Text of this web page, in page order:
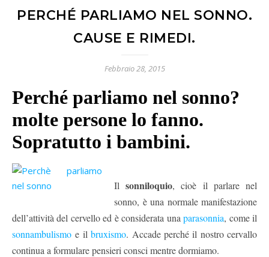
PERCHÉ PARLIAMO NEL SONNO.
CAUSE E RIMEDI.
Febbraio 28, 2015
Perché parliamo nel sonno?
molte persone lo fanno.
Sopratutto i bambini.
Ilsonniloquio, cioè il parlare nel
sonno, è una normale manifestazione
dell’attività del cervello ed è considerata unaparasonnia, come il
sonnambulismo e ilbruxismo. Accade perché il nostro cervallo
continua a formulare pensieri consci mentre dormiamo.